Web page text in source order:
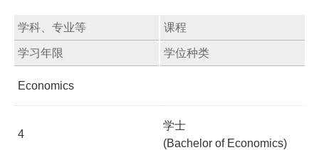
学科、专业等 课程
学习年限 学位种类
Economics
4
学士
(Bachelor of Economics)